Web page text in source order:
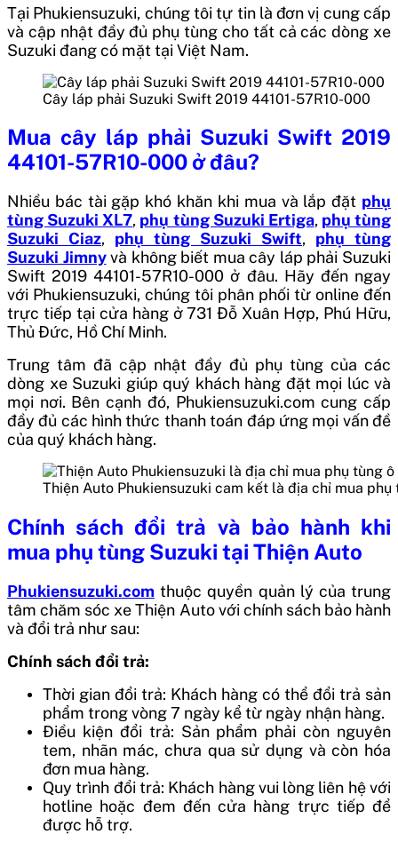
Tại Phukiensuzuki, chúng tôi tự tin là đơn vị cung cấp
và cập nhật đầy đủ phụ tùng cho tất cả các dòng xe
Suzuki đang có mặt tại Việt Nam.
Cây láp phải Suzuki Swift 2019 44101-57R10-000
Mua cây láp phải Suzuki Swift 2019
44101-57R10-000 ở đâu?
Nhiều bác tài gặp khó khăn khi mua và lắp đặt phụ
tùng Suzuki XL7, phụ tùng Suzuki Ertiga, phụ tùng
Suzuki Ciaz, phụ tùng Suzuki Swift, phụ tùng
Suzuki Jimnyvà không biết muacây láp phải Suzuki
Swift 2019 44101-57R10-000ở đâu. Hãy đến ngay
với Phukiensuzuki, chúng tôi phân phối từ online đến
trực tiếp tại cửa hàng ở 731 Đỗ Xuân Hợp, Phú Hữu,
Thủ Đức, Hồ Chí Minh.
Trung tâm đã cập nhật đầy đủ phụ tùng của các
dòng xe Suzuki giúp quý khách hàng đặt mọi lúc và
mọi nơi. Bên cạnh đó, Phukiensuzuki.com cung cấp
đầy đủ các hình thức thanh toán đáp ứng mọi vấn đề
của quý khách hàng.
Thiện Auto Phukiensuzuki cam kết là địa chỉ mua
Chính sách đổi trả và bảo hành khi
mua phụ tùng Suzuki tại Thiện Auto
Phukiensuzuki.com thuộc quyền quản lý của trung
tâm chăm sóc xe Thiện Auto với chính sách bảo hành
và đổi trả như sau:
Chính sách đổi trả:
Thời gian đổi trả: Khách hàng có thể đổi trả sản
phẩm trong vòng 7 ngày kể từ ngày nhận hàng.
Điều kiện đổi trả: Sản phẩm phải còn nguyên
tem, nhãn mác, chưa qua sử dụng và còn hóa
đơn mua hàng.
Quy trình đổi trả: Khách hàng vui lòng liên hệ với
hotline hoặc đem đến cửa hàng trực tiếp để
được hỗ trợ.